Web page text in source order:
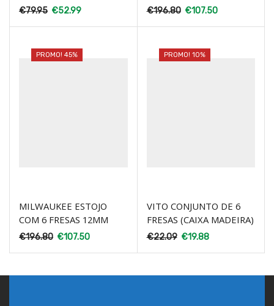
€79.95 €52.99 €196.80 €107.50
PROMO! 45%
MILWAUKEE ESTOJO
COM 6 FRESAS 12MM
€196.80 €107.50
PROMO! 10%
VITO CONJUNTO DE 6
FRESAS (CAIXA MADEIRA)
€22.09 €19.88